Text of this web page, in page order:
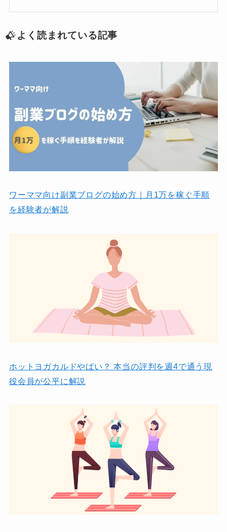
よく読まれている記事
ワーママ向け副業ブログの始め方｜月1万を稼ぐ手順
を経験者が解説
ホットヨガカルドやばい？ 本当の評判を週4で通う現
役会員が公平に解説